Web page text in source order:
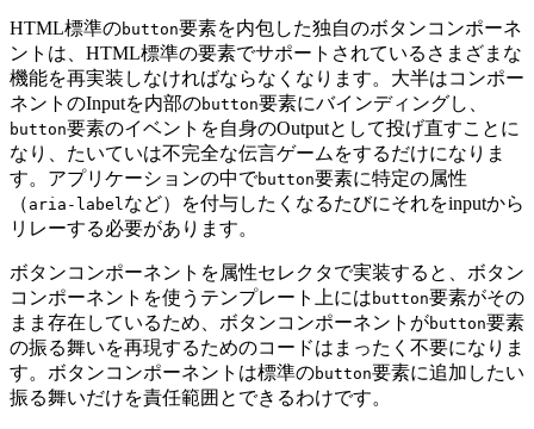
HTML標準のbutton要素を内包した独自のボタンコンポーネ
ントは、HTML標準の要素でサポートされているさまざまな
機能を再実装しなければならなくなります。大半はコンポー
ネントのInputを内部のbutton要素にバインディングし、
button要素のイベントを自身のOutputとして投げ直すことに
なり、たいていは不完全な伝言ゲームをするだけになりま
す。アプリケーションの中でbutton要素に特定の属性
（ aria-labelなど）を付与したくなるたびにそれをinputから
リレーする必要があります。
ボタンコンポーネントを属性セレクタで実装すると、ボタン
コンポーネントを使うテンプレート上には button要素がその
まま存在しているため、ボタンコンポーネントがbutton要素
の振る舞いを再現するためのコードはまったく不要になりま
す。ボタンコンポーネントは標準のbutton要素に追加したい
振る舞いだけを責任範囲とできるわけです。